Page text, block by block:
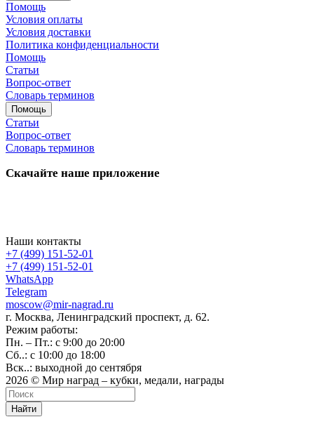
Помощь
Условия оплаты
Условия доставки
Политика конфиденциальности
Помощь
Статьи
Вопрос-ответ
Словарь терминов
Помощь
Статьи
Вопрос-ответ
Словарь терминов
Скачайте наше приложение
Наши контакты
+7 (499) 151-52-01
+7 (499) 151-52-01
WhatsApp
Telegram
moscow@mir-nagrad.ru
г. Москва, Ленинградский проспект, д. 62.
Режим работы:
Пн. – Пт.: с 9:00 до 20:00
Сб..: с 10:00 до 18:00
Вск..: выходной до сентября
2026 © Мир наград – кубки, медали, награды
Найти